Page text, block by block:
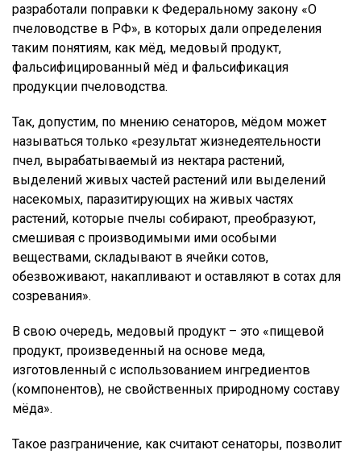
разработали поправки к Федеральному закону «О
пчеловодстве в РФ», в которых дали определения
таким понятиям, как мёд, медовый продукт,
фальсифицированный мёд и фальсификация
продукции пчеловодства.
Так, допустим, по мнению сенаторов, мёдом может
называться только «результат жизнедеятельности
пчел, вырабатываемый из нектара растений,
выделений живых частей растений или выделений
насекомых, паразитирующих на живых частях
растений, которые пчелы собирают, преобразуют,
смешивая с производимыми ими особыми
веществами, складывают в ячейки сотов,
обезвоживают, накапливают и оставляют в сотах для
созревания».
В свою очередь, медовый продукт – это «пищевой
продукт, произведенный на основе меда,
изготовленный с использованием ингредиентов
(компонентов), не свойственных природному составу
мёда».
Такое разграничение, как считают сенаторы, позволит